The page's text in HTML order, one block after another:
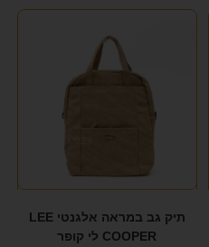
תיק גב במראה אלגנטי LEE
COOPER לי קופר